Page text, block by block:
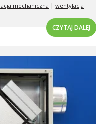
mechaniczna |wentylacja
CZYTAJ DALEJ